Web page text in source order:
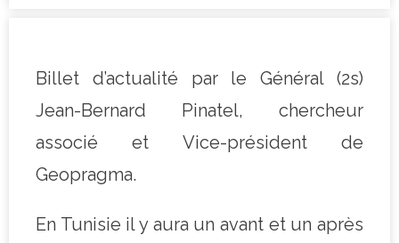
Billet d’actualité par le Général (2s)
Jean-Bernard Pinatel, chercheur
associé et Vice-président de
Geopragma.
En Tunisie il y aura un avant et un après